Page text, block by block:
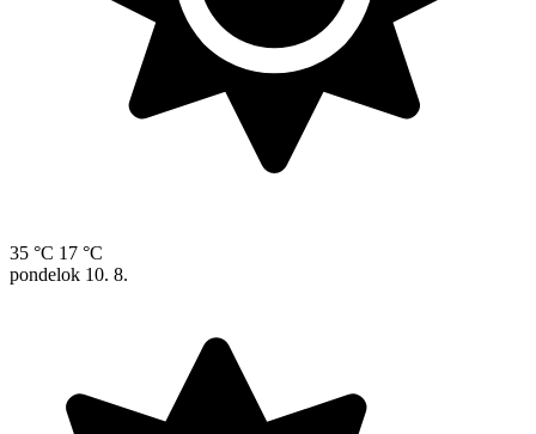
35 °C 17 °C
pondelok 10. 8.